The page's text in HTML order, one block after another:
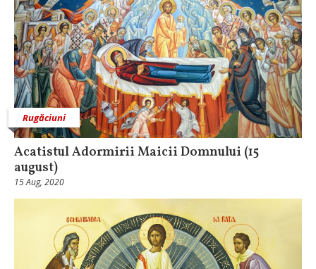
Rugăciuni
Acatistul Adormirii Maicii Domnului (15
august)
15 Aug, 2020